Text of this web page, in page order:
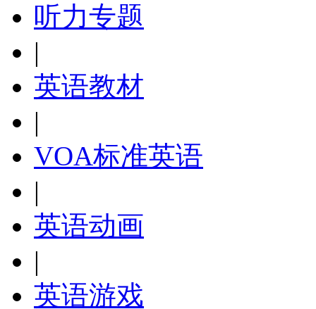
听力专题
|
英语教材
|
VOA标准英语
|
英语动画
|
英语游戏